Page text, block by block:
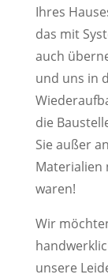
Ihres
das mit
auch
und uns in
die
Sie außer
Materialien
waren!
Wir
unsere